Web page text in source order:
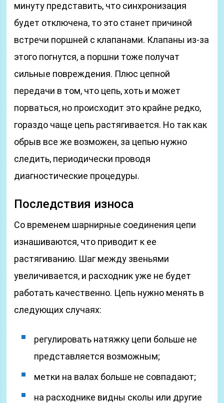
минуту представить, что синхронизация
будет отключена, то это станет причиной
встречи поршней с клапанами. Клапаны из-за
этого погнутся, а поршни тоже получат
сильные повреждения. Плюс цепной
передачи в том, что цепь, хоть и может
порваться, но происходит это крайне редко,
гораздо чаще цепь растягивается. Но так как
обрыв все же возможен, за цепью нужно
следить, периодически проводя
диагностические процедуры.
Последствия износа
Со временем шарнирные соединения цепи
изнашиваются, что приводит к ее
растягиванию. Шаг между звеньями
увеличивается, и расходник уже не будет
работать качественно. Цепь нужно менять в
следующих случаях:
регулировать натяжку цепи больше не
представляется возможным;
метки на валах больше не совпадают;
на расходнике видны сколы или другие